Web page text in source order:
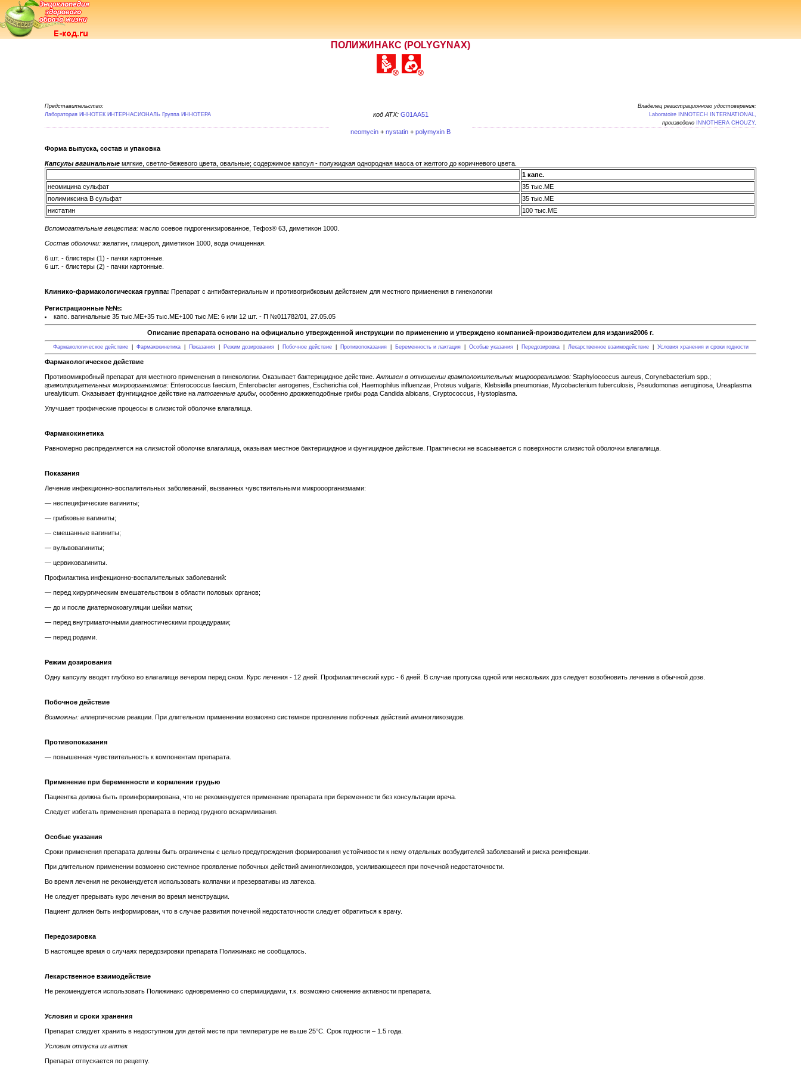
ПОЛИЖИНАКС (POLYGYNAX)
Представительство:
Лаборатория ИННОТЕК ИНТЕРНАСИОНАЛЬ Группа ИННОТЕРА
код ATX: G01AA51
Владелец регистрационного удостоверения:
Laboratoire INNOTECH INTERNATIONAL,
произведено
INNOTHERA CHOUZY,
neomycin + nystatin + polymyxin B
Форма выпуска, состав и упаковка
Капсулы вагинальные мягкие, светло-бежевого цвета, овальные; содержимое капсул - полужидкая однородная масса от желтого до коричневого цвета.
1 капс.
неомицина сульфат
35 тыс.МЕ
полимиксина B сульфат
35 тыс.МЕ
нистатин
100 тыс.МЕ
Вспомогательные вещества: масло соевое гидрогенизированное, Тефоз® 63, диметикон 1000.
Состав оболочки: желатин, глицерол, диметикон 1000, вода очищенная.
6 шт. - блистеры (1) - пачки картонные.
6 шт. - блистеры (2) - пачки картонные.
Клинико-фармакологическая группа: Препарат с антибактериальным и противогрибковым действием для местного применения в гинекологии
Регистрационные №№:
капс. вагинальные 35 тыс.МЕ+35 тыс.МЕ+100 тыс.МЕ: 6 или 12 шт. - П №011782/01, 27.05.05
Описание препарата основано на официально утвержденной инструкции по применению и утверждено компанией-производителем для издания2006 г.
Фармакологическое действие| Фармакокинетика| Показания| Режим дозирования| Побочное действие| Противопоказания| Беременность и лактация| Особые указания| Передозировка| Лекарственное взаимодействие| Условия хранения и сроки годности
Фармакологическое действие
Противомикробный препарат для местного применения в гинекологии. Оказывает бактерицидное действие. Активен в отношении грамположительных микроорганизмов: Staphylococcus aureus, Corynebacterium spp.;
грамотрицательных микроорганизмов: Enterococcus faecium, Enterobacter aerogenes, Escherichia coli, Haemophilus influenzae, Proteus vulgaris, Klebsiella pneumoniae, Mycobacterium tuberculosis, Pseudomonas aeruginosa, Ureaplasma
urealyticum. Оказывает фунгицидное действие на патогенные грибы , особенно дрожжеподобные грибы рода Candida albicans, Cryptococcus, Hystoplasma.
Улучшает трофические процессы в слизистой оболочке влагалища.
Фармакокинетика
Равномерно распределяется на слизистой оболочке влагалища, оказывая местное бактерицидное и фунгицидное действие. Практически не всасывается с поверхности слизистой оболочки влагалища.
Показания
Лечение инфекционно-воспалительных заболеваний, вызванных чувствительными микрооорганизмами:
— неспецифические вагиниты;
— грибковые вагиниты;
— смешанные вагиниты;
— вульвовагиниты;
— цервиковагиниты.
Профилактика инфекционно-воспалительных заболеваний:
— перед хирургическим вмешательством в области половых органов;
— до и после диатермокоагуляции шейки матки;
— перед внутриматочными диагностическими процедурами;
— перед родами.
Режим дозирования
Одну капсулу вводят глубоко во влагалище вечером перед сном. Курс лечения - 12 дней. Профилактический курс - 6 дней. В случае пропуска одной или нескольких доз следует возобновить лечение в обычной дозе.
Побочное действие
Возможны: аллергические реакции. При длительном применении возможно системное проявление побочных действий аминогликозидов.
Противопоказания
— повышенная чувствительность к компонентам препарата.
Применение при беременности и кормлении грудью
Пациентка должна быть проинформирована, что не рекомендуется применение препарата при беременности без консультации вреча.
Следует избегать применения препарата в период грудного вскармливания.
Особые указания
Сроки применения препарата должны быть ограничены с целью предупреждения формирования устойчивости к нему отдельных возбудителей заболеваний и риска реинфекции.
При длительном применении возможно системное проявление побочных действий аминогликозидов, усиливающееся при почечной недостаточности.
Во время лечения не рекомендуется использовать колпачки и презервативы из латекса.
Не следует прерывать курс лечения во время менструации.
Пациент должен быть информирован, что в случае развития почечной недостаточности следует обратиться к врачу.
Передозировка
В настоящее время о случаях передозировки препарата Полижинакс не сообщалось.
Лекарственное взаимодействие
Не рекомендуется использовать Полижинакс одновременно со спермицидами, т.к. возможно снижение активности препарата.
Условия и сроки хранения
Препарат следует хранить в недоступном для детей месте при температуре не выше 25°С. Срок годности – 1.5 года.
Условия отпуска из аптек
Препарат отпускается по рецепту.